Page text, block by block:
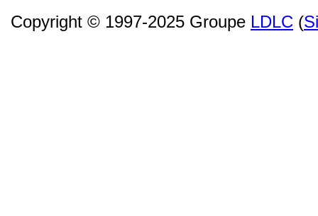
Copyright © 1997-2025 Groupe LDLC (